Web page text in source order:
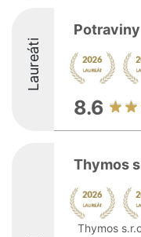
Laureáti
8.6
Thymos
Thymos